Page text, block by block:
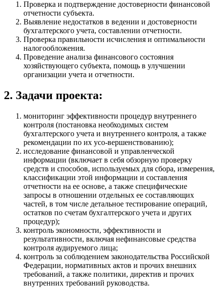
Проверка и подтверждение достоверности финансовой
отчетности субъекта.
Выявление недостатков в ведении и достоверности
бухгалтерского учета, составлении отчетности.
Проверка правильности исчисления и оптимальности
налогообложения.
Проведение анализа финансового состояния
хозяйствующего субъекта, помощь в улучшении
организации учета и отчетности.
2. Задачи проекта:
мониторинг эффективности процедур внутреннего
контроля (постановка необходимых систем
бухгалтерского учета и внутреннего контроля, а также
рекомендации по их усо-вершенствованию);
исследование финансовой и управленческой
информации (включает в себя обзорную проверку
средств и способов, используемых для сбора, измерения,
классификации этой информации и составления
отчетности на ее основе, а также специфические
запросы в отношении отдельных ее составляющих
частей, в том числе детальное тестирование операций,
остатков по счетам бухгалтерского учета и других
процедур);
контроль экономности, эффективности и
результативности, включая нефинансовые средства
контроля аудируемого лица;
контроль за соблюдением законодательства Российской
Федерации, нормативных актов и прочих внешних
требований, а также политики, директив и прочих
внутренних требований руководства.